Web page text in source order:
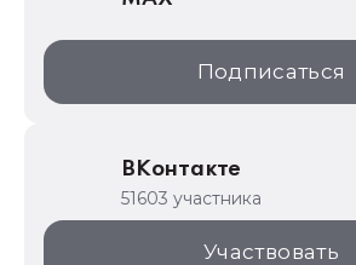
1С:Дистрибьюция
1С:Образование
ИТС.1C.ru
1С:Торговая площадка
Подписаться
ВКонтакте
51603 участника
Участвовать